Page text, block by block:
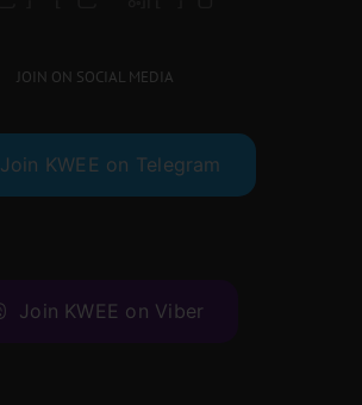
JOIN ON SOCIAL MEDIA
Join KWEE on Telegram
Join KWEE on Viber